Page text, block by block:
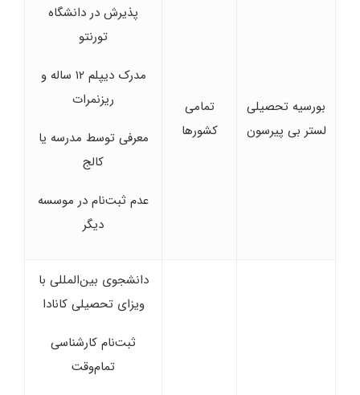
بورسیه تحصیلی
لستر بی پیرسون
تمامی
کشورها
پذیرش در دانشگاه
تورنتو
مدرک دیپلم ۱۲ ساله و
ریزنمرات
معرفی توسط مدرسه یا
کالج
عدم ثبت‌نام در موسسه
دیگر
دانشجوی بین‌المللی با
ویزای تحصیلی کانادا
ثبت‌نام کارشناسی
تمام‌وقت